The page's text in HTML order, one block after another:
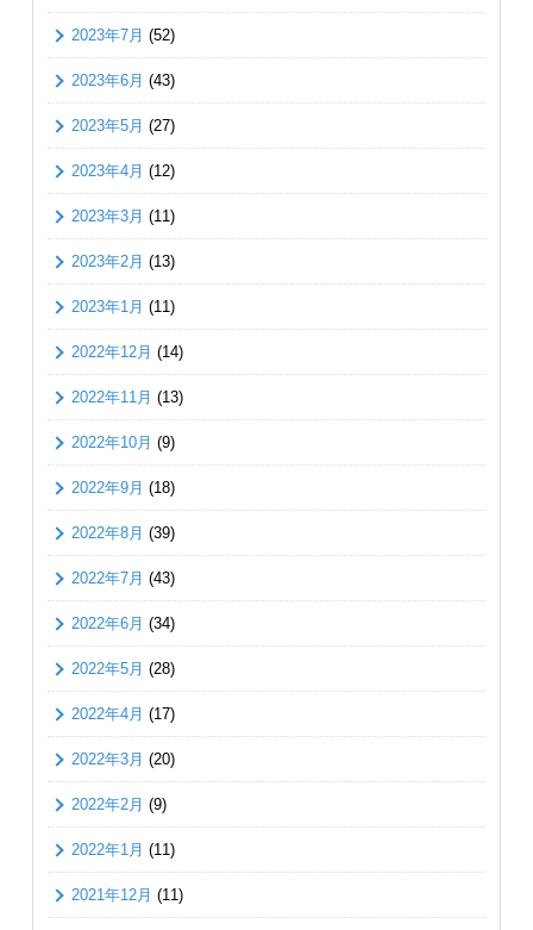
2023年7月 (52)
2023年6月 (43)
2023年5月 (27)
2023年4月 (12)
2023年3月 (11)
2023年2月 (13)
2023年1月 (11)
2022年12月 (14)
2022年11月 (13)
2022年10月 (9)
2022年9月 (18)
2022年8月 (39)
2022年7月 (43)
2022年6月 (34)
2022年5月 (28)
2022年4月 (17)
2022年3月 (20)
2022年2月 (9)
2022年1月 (11)
2021年12月 (11)